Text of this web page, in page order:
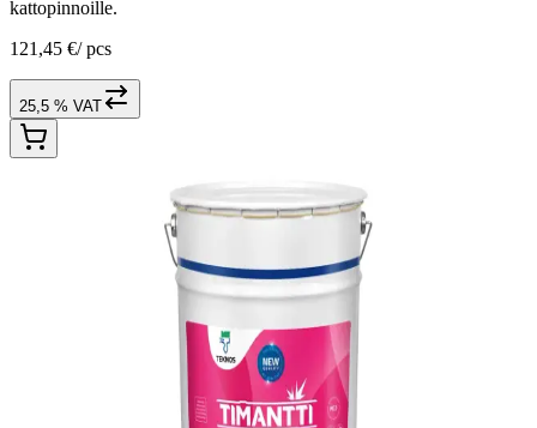
kattopinnoille.
121,45 €/ pcs
25,5 % VAT